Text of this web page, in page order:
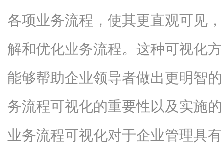
各项业务流程，使其更直观可见
解和优化业务流程。这种可视化
能够帮助企业领导者做出更明智
务流程可视化的重要性以及实施
业务流程可视化对于企业管理具